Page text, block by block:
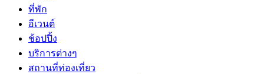
ที่พัก
อีเวนต์
ช้อปปิ้ง
บริการต่างๆ
สถานที่ท่องเที่ยว